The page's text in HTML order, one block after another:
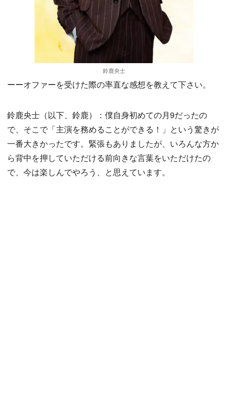
鈴鹿央士
ーーオファーを受けた際の率直な感想を教えて下さい。
鈴鹿央士（以下、鈴鹿）：僕自身初めての月9だったの
で、そこで「主演を務めることができる！」という驚きが
一番大きかったです。緊張もありましたが、いろんな方か
ら背中を押していただける前向きな言葉をいただけたの
で、今は楽しんでやろう、と思えています。